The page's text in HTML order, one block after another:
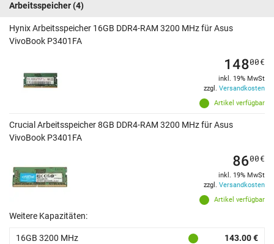
Arbeitsspeicher(4)
Hynix Arbeitsspeicher 16GB DDR4-RAM 3200 MHz für Asus
VivoBook P3401FA
Artikel verfügbar
14800€
inkl. 19% MwSt
zzgl. Versandkosten
Crucial Arbeitsspeicher 8GB DDR4-RAM 3200 MHz für Asus
VivoBook P3401FA
Artikel verfügbar
8600€
inkl. 19% MwSt
zzgl. Versandkosten
Weitere Kapazitäten:
16GB 3200 MHz 143.00 €